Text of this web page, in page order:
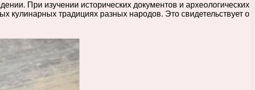
При изучении исторических документов и археологических
кулинарных традициях разных народов. Это свидетельствует о